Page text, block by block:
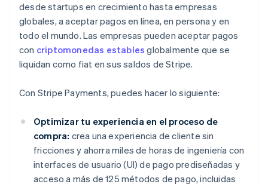
desde startups en crecimiento hasta empresas
globales, a aceptar pagos en línea, en persona y en
todo el mundo. Las empresas pueden aceptar pagos
con criptomonedas estables globalmente que se
liquidan como fiat en sus saldos de Stripe.
Con Stripe Payments, puedes hacer lo siguiente:
Optimizar tu experiencia en el proceso de
compra: crea una experiencia de cliente sin
fricciones y ahorra miles de horas de ingeniería con
interfaces de usuario (UI) de pago prediseñadas y
acceso a más de 125 métodos de pago, incluidas